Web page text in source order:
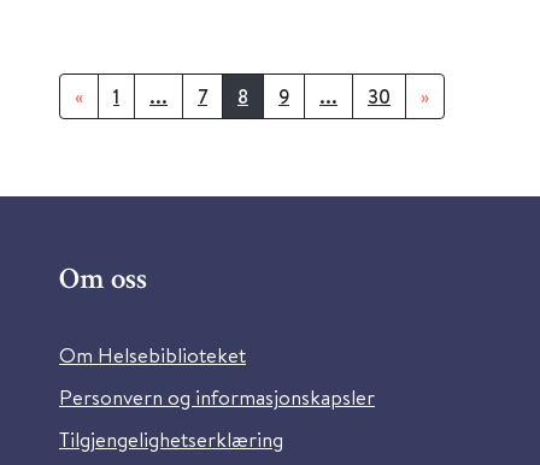
« 1 ... 7 8 9 ... 30 »
Om oss
Om Helsebiblioteket
Personvern og informasjonskapsler
Tilgjengelighetserklæring